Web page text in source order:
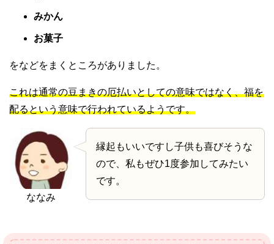
みかん
お菓子
をなどをまくところがありました。
これは通常の豆まきの厄払いとしての意味ではなく、福を
配るという意味で行われているようです。
ななみ
縁起もいいですし子供も喜びそうな
ので、私もぜひ1度参加してみたい
です。